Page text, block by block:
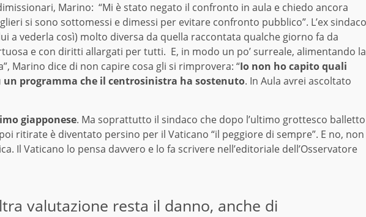
Marino: “Mi è stato negato il confronto in aula e chiedo ancora
si sono sottomessi e dimessi per evitare confronto pubblico”. L’ex sindaco
a vederla così) molto diversa da quella raccontata qualche giorno fa da
e con diritti allargati per tutti. E, in modo un po’ surreale, alimentando la
Marino dice di non capire cosa gli si rimprovera: “Io non ho capito quali
programma che il centrosinistra ha sostenuto. In Aula avrei ascoltato
giapponese. Ma soprattutto il sindaco che dopo l’ultimo grottesco balletto
ritirate è diventato persino per il Vaticano “il peggiore di sempre”. E no, non
Il Vaticano lo pensa davvero e lo fa scrivere nell’editoriale dell’Osservatore
valutazione resta il danno, anche di